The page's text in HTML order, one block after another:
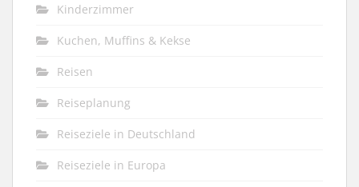
Kinderzimmer
Kuchen, Muffins & Kekse
Reisen
Reiseplanung
Reiseziele in Deutschland
Reiseziele in Europa